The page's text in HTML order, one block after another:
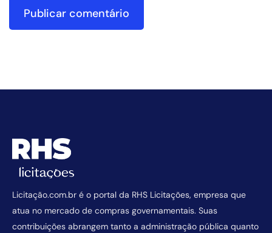
Licitação.com.br é o portal da RHS Licitações, empresa que
atua no mercado de compras governamentais. Suas
contribuições abrangem tanto a administração pública quanto